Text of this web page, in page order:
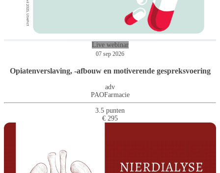
Live webinar
07 sep 2026
Opiatenverslaving, -afbouw en motiverende gespreksvoering
adv
PAOFarmacie
3.5 punten
€ 295